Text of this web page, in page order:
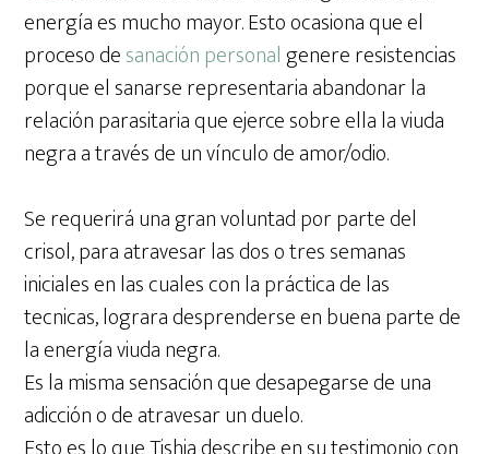
energía es mucho mayor. Esto ocasiona que el
proceso desanación personal genere resistencias
porque el sanarse representaria abandonar la
relación parasitaria que ejerce sobre ella la viuda
negra a través de un vínculo de amor/odio.
Se requerirá una gran voluntad por parte del
crisol, para atravesar las dos o tres semanas
iniciales en las cuales con la práctica de las
tecnicas, lograra desprenderse en buena parte de
la energía viuda negra.
Es la misma sensación que desapegarse de una
adicción o de atravesar un duelo.